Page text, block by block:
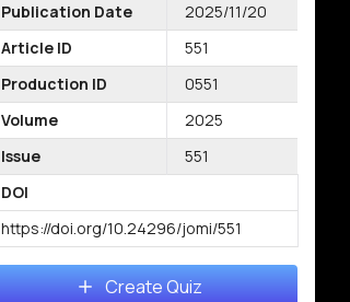
Publication Date
2025/11/20
Article ID
551
Production ID
0551
Volume
2025
Issue
551
DOI
https://doi.org/10.24296/jomi/551
Create Quiz